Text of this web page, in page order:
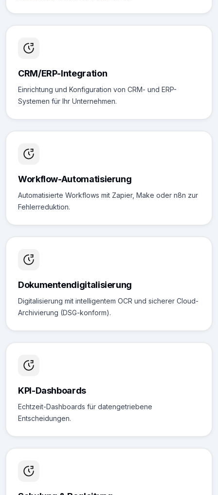
CRM/ERP-Integration
Einrichtung und Konfiguration von CRM- und ERP-
Systemen für Ihr Unternehmen.
Workflow-Automatisierung
Automatisierte Workflows mit Zapier, Make oder n8n zur
Fehlerreduktion.
Dokumentendigitalisierung
Digitalisierung mit intelligentem OCR und sicherer Cloud-
Archivierung (DSG-konform).
KPI-Dashboards
Echtzeit-Dashboards für datengetriebene
Entscheidungen.